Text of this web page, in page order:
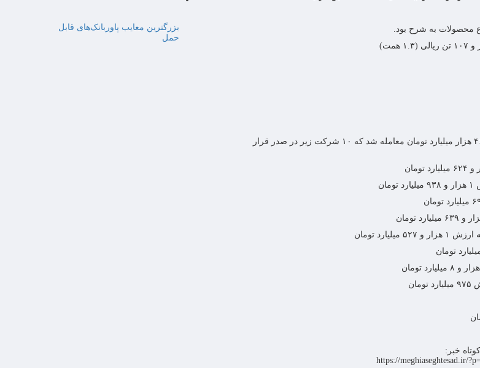
در بازار فیزیکی بورس کالا در همین هفته، ۲ میلیون و ۷۴۵ هزار تن کالا به ارزش ۴۶.۶ هزار میلیارد تومان معامله شد که ۱۰ شرکت زیر در صدر قرار
خبر:
https://meghiaseghtesad.ir/
بزرگترین معایب پاوربانک‌های قابل
حمل